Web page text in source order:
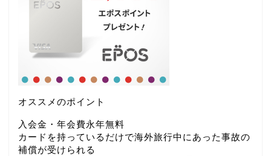
オススメのポイント
入会金・年会費永年無料
カードを持っているだけで海外旅行中にあった事故の
補償が受けられる